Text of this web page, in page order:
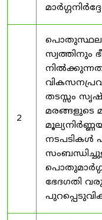
2
സ്വത്തിനും
തടസ്സം
മരങ്ങളുടെ
നടപടികൾ
ഭേദഗതി